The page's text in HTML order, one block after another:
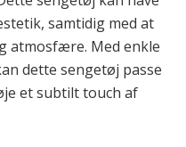
samtidig med at
atmosfære. Med enkle
dette sengetøj passe
et subtilt touch af